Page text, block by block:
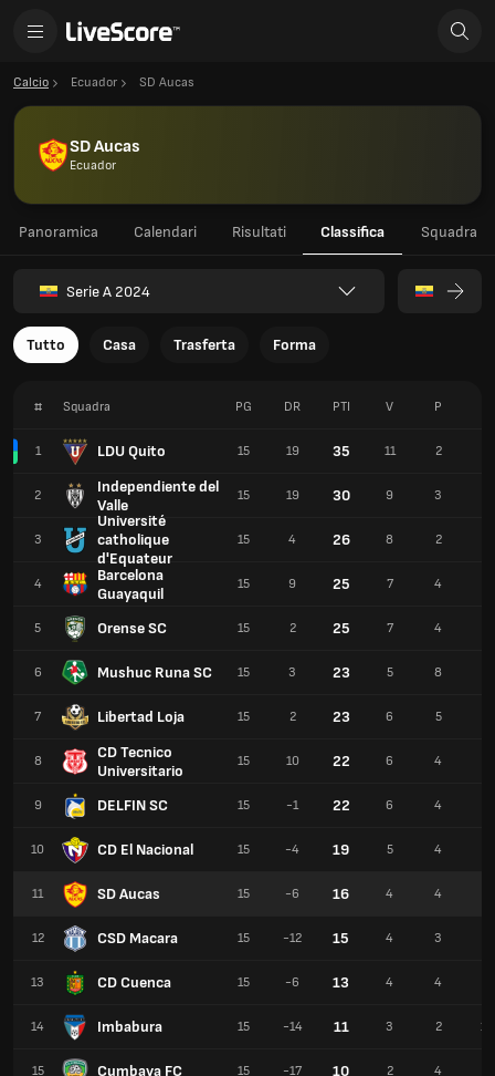
Calcio Ecuador SD Aucas
SD Aucas
Ecuador
Panoramica Calendari Risultati Classifica Squadra
Serie A 2024
Tutto Casa Trasferta Forma
# Squadra
1 LDU Quito
2
Independiente del
Valle
3
Université
catholique
d'Equateur
4
Barcelona
Guayaquil
5 Orense SC
6 Mushuc Runa SC
7 Libertad Loja
8
CD Tecnico
Universitario
9 DELFIN SC
10 CD El Nacional
11 SD Aucas
12 CSD Macara
13 CD Cuenca
14 Imbabura
15 Cumbaya FC
PG DR PTI V P
15 19 35 11 2
15 19 30 9 3
15 4 26 8 2
15 9 25 7 4
15 2 25 7 4
15 3 23 5 8
15 2 23 6 5
15 10 22 6 4
15 -1 22 6 4
15 -4 19 5 4
15 -6 16 4 4
15 -12 15 4 3
15 -6 13 4 4
15 -14 11 3 2 10
15 -17 10 2 4